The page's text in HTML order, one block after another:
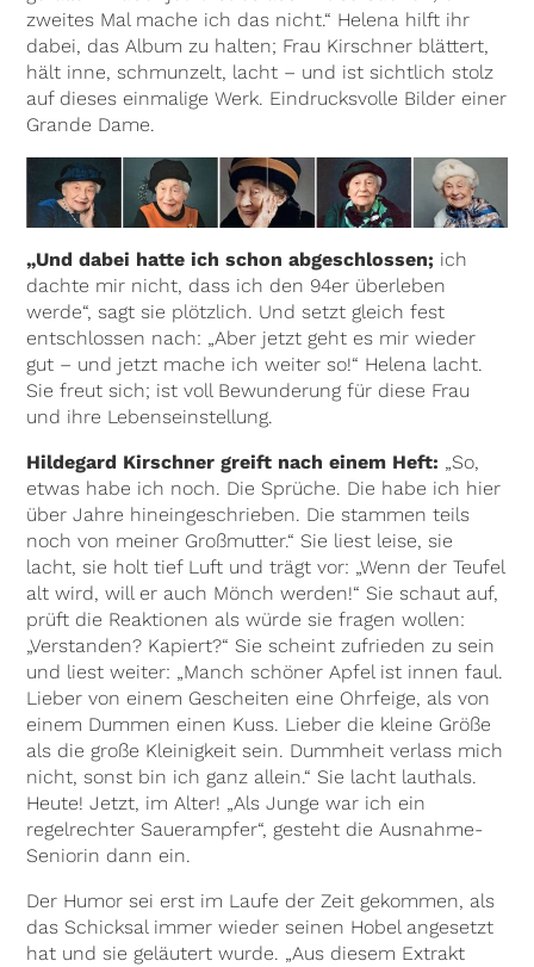
zweites Mal mache ich das nicht.“ Helena hilft ihr
dabei, das Album zu halten; Frau Kirschner blättert,
hält inne, schmunzelt, lacht – und ist sichtlich stolz
auf dieses einmalige Werk. Eindrucksvolle Bilder einer
Grande Dame.
„Und dabei hatte ich schon abgeschlossen; ich
dachte mir nicht, dass ich den 94er überleben
werde“, sagt sie plötzlich. Und setzt gleich fest
entschlossen nach: „Aber jetzt geht es mir wieder
gut – und jetzt mache ich weiter so!“ Helena lacht.
Sie freut sich; ist voll Bewunderung für diese Frau
und ihre Lebenseinstellung.
Hildegard Kirschner greift nach einem Heft: „So,
etwas habe ich noch. Die Sprüche. Die habe ich hier
über Jahre hineingeschrieben. Die stammen teils
noch von meiner Großmutter.“ Sie liest leise, sie
lacht, sie holt tief Luft und trägt vor: „Wenn der Teufel
alt wird, will er auch Mönch werden!“ Sie schaut auf,
prüft die Reaktionen als würde sie fragen wollen:
„Verstanden? Kapiert?“ Sie scheint zufrieden zu sein
und liest weiter: „Manch schöner Apfel ist innen faul.
Lieber von einem Gescheiten eine Ohrfeige, als von
einem Dummen einen Kuss. Lieber die kleine Größe
als die große Kleinigkeit sein. Dummheit verlass mich
nicht, sonst bin ich ganz allein.“ Sie lacht lauthals.
Heute! Jetzt, im Alter! „Als Junge war ich ein
regelrechter Sauerampfer“, gesteht die Ausnahme-
Seniorin dann ein.
Der Humor sei erst im Laufe der Zeit gekommen, als
das Schicksal immer wieder seinen Hobel angesetzt
hat und sie geläutert wurde. „Aus diesem Extrakt